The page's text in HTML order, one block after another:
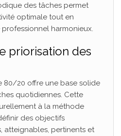
des tâches permet
optimale tout en
harmonieux.
priorisation des
80/20 offre une base solide
quotidiennes. Cette
à la méthode
des objectifs
atteignables, pertinents et